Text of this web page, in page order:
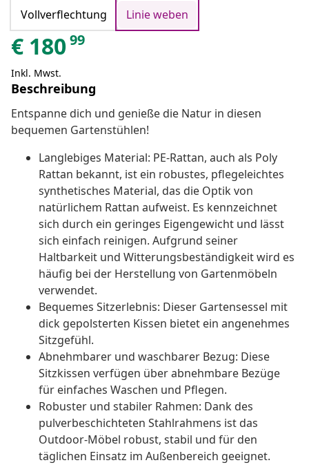
Vollverflechtung
Linie weben
€ 18099
Inkl. Mwst.
Beschreibung
Entspanne dich und genieße die Natur in diesen
bequemen Gartenstühlen!
Langlebiges Material: PE-Rattan, auch als Poly
Rattan bekannt, ist ein robustes, pflegeleichtes
synthetisches Material, das die Optik von
natürlichem Rattan aufweist. Es kennzeichnet
sich durch ein geringes Eigengewicht und lässt
sich einfach reinigen. Aufgrund seiner
Haltbarkeit und Witterungsbeständigkeit wird es
häufig bei der Herstellung von Gartenmöbeln
verwendet.
Bequemes Sitzerlebnis: Dieser Gartensessel mit
dick gepolsterten Kissen bietet ein angenehmes
Sitzgefühl.
Abnehmbarer und waschbarer Bezug: Diese
Sitzkissen verfügen über abnehmbare Bezüge
für einfaches Waschen und Pflegen.
Robuster und stabiler Rahmen: Dank des
pulverbeschichteten Stahlrahmens ist das
Outdoor-Möbel robust, stabil und für den
täglichen Einsatz im Außenbereich geeignet.